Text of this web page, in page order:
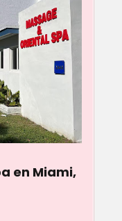
en Miami,
stars